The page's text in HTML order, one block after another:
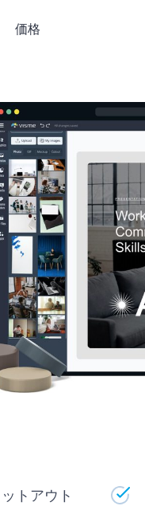
価格
トアウト